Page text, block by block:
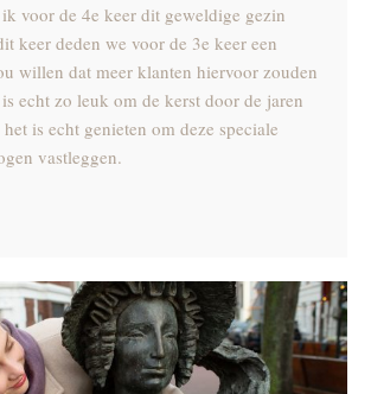
voor de 4e keer dit geweldige gezin
keer deden we voor de 3e keer een
willen dat meer klanten hiervoor zouden
echt zo leuk om de kerst door de jaren
is echt genieten om deze speciale
vastleggen.